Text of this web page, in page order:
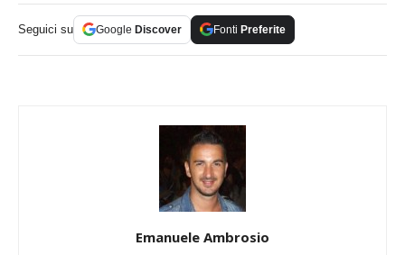
Seguici su Google Discover Fonti Preferite
Emanuele Ambrosio